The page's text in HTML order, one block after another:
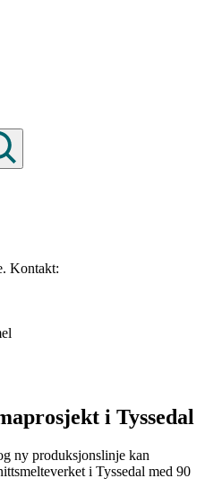
Kontakt:
i Tyssedal
ny produksjonslinje kan
i Tyssedal med 90